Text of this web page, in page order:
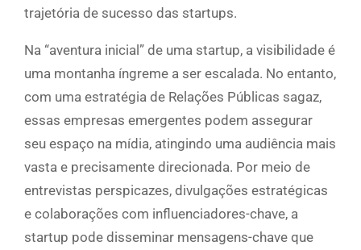
trajetória de sucesso das startups.
Na “aventura inicial” de uma startup, a visibilidade é
uma montanha íngreme a ser escalada. No entanto,
com uma estratégia de Relações Públicas sagaz,
essas empresas emergentes podem assegurar
seu espaço na mídia, atingindo uma audiência mais
vasta e precisamente direcionada. Por meio de
entrevistas perspicazes, divulgações estratégicas
e colaborações com influenciadores-chave, a
startup pode disseminar mensagens-chave que